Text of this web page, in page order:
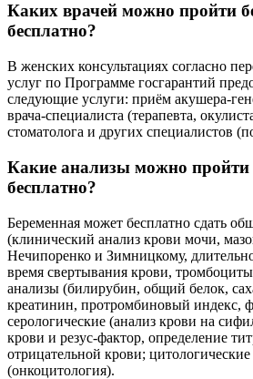
Каких врачей можно пройти
бесплатно?
В женских консультациях согласно
услуг по Программе госгарантий
следующие услуги: приём акушера-
врача-специалиста (терапевта,
стоматолога и других специалистов
Какие анализы можно пройти
бесплатно?
Беременная может бесплатно сдать
(клинический анализ крови мочи,
Нечипоренко и Зимницкому,
время свертывания крови,
анализы (билирубин, общий белок,
креатинин, протромбиновый индекс,
серологические (анализ крови на
крови и резус-фактор, определение
отрицательной крови;
(онкоцитология).